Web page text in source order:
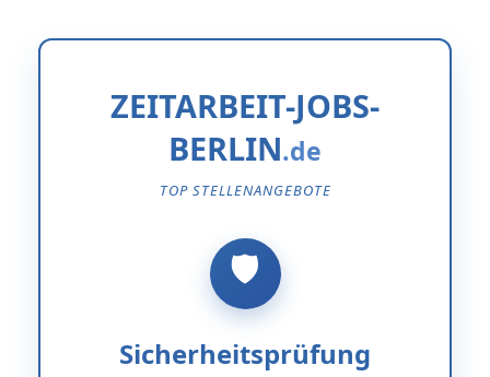
ZEITARBEIT-JOBS-
BERLIN
TOP STELLENANGEBOTE
Sicherheitsprüfung